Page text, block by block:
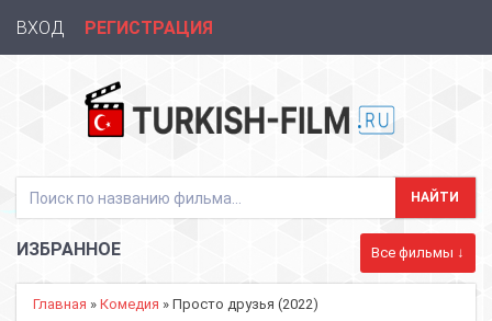
ВХОД РЕГИСТРАЦИЯ
ИЗБРАННОЕ Все фильмы ↓
Главная » Комедия » Просто друзья (2022)